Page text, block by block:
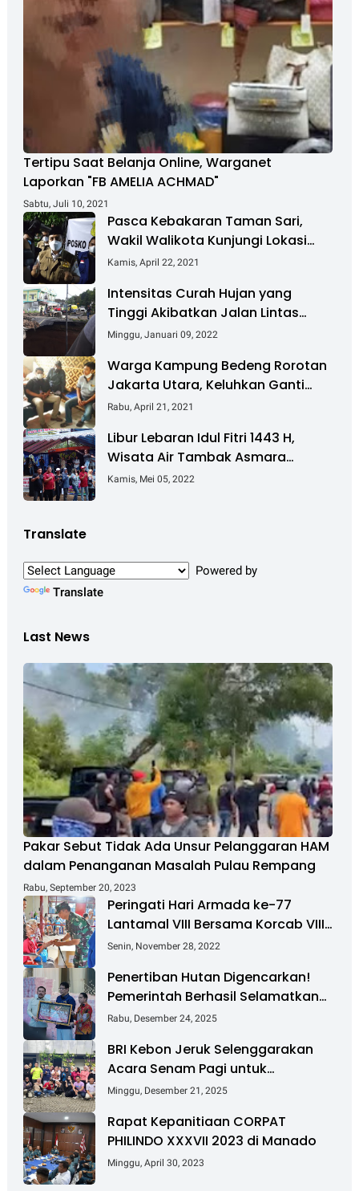
Tertipu Saat Belanja Online, Warganet
Laporkan "FB AMELIA ACHMAD"
Sabtu, Juli 10, 2021
Pasca Kebakaran Taman Sari,
Wakil Walikota Kunjungi Lokasi
Kebakaran Dan Salurkan Bantuan
Kamis, April 22, 2021
Intensitas Curah Hujan yang
Tinggi Akibatkan Jalan Lintas
Sumatera Nyaris Putus
Minggu, Januari 09, 2022
Warga Kampung Bedeng Rorotan
Jakarta Utara, Keluhkan Ganti
Rugi Pembebasan Lahan Tol
Rabu, April 21, 2021
Libur Lebaran Idul Fitri 1443 H,
Wisata Air Tambak Asmara
Kotabaru Dipadati Ribuan
Kamis, Mei 05, 2022
Translate
Powered by
Translate
Last News
Pakar Sebut Tidak Ada Unsur Pelanggaran HAM
dalam Penanganan Masalah Pulau Rempang
Rabu, September 20, 2023
Peringati Hari Armada ke-77
Lantamal VIII Bersama Korcab VIII
DJA II Laksanakan Bakti Sosial
Senin, November 28, 2022
Penertiban Hutan Digencarkan!
Pemerintah Berhasil Selamatkan
Rp 6 T dan Kuasai Kembali 4 Juta
Rabu, Desember 24, 2025
BRI Kebon Jeruk Selenggarakan
Acara Senam Pagi untuk
Tingkatkan Kesehatan dan
Minggu, Desember 21, 2025
Rapat Kepanitiaan CORPAT
PHILINDO XXXVII 2023 di Manado
Minggu, April 30, 2023